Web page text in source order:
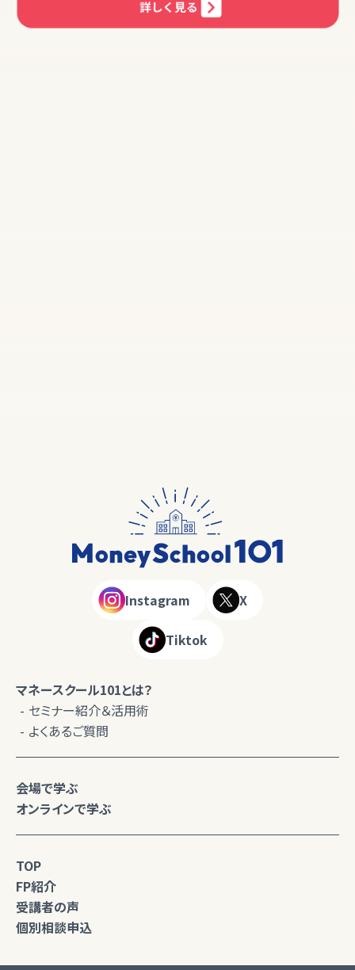
Instagram X
Tiktok
マネースクール101とは？
セミナー紹介＆活用術
よくあるご質問
会場で学ぶ
オンラインで学ぶ
TOP
FP紹介
受講者の声
個別相談申込